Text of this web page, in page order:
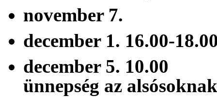
november
december 1.
december 5.
ünnepség az alsósoknak